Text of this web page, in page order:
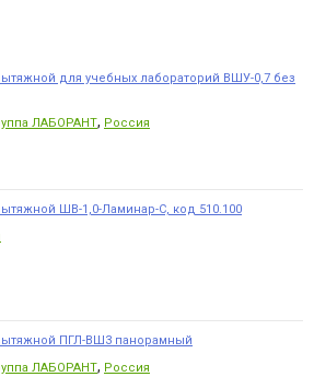
для учебных лабораторий ВШУ-0,7 без
ЛАБОРАНТ, Россия
ШВ-1,0-Ламинар-С, код 510.100
ПГЛ-ВШ3 панорамный
ЛАБОРАНТ, Россия